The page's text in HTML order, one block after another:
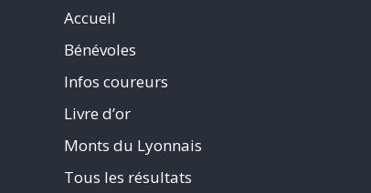
Accueil
Bénévoles
Infos coureurs
Livre d’or
Monts du Lyonnais
Tous les résultats